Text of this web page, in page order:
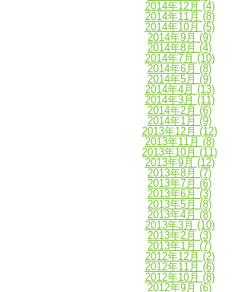
2014年12月 (4)
2014年11月 (8)
2014年10月 (5)
2014年9月 (9)
2014年8月 (4)
2014年7月 (10)
2014年6月 (8)
2014年5月 (9)
2014年4月 (13)
2014年3月 (11)
2014年2月 (6)
2014年1月 (9)
2013年12月 (12)
2013年11月 (8)
2013年10月 (11)
2013年9月 (12)
2013年8月 (7)
2013年7月 (6)
2013年6月 (3)
2013年5月 (8)
2013年4月 (8)
2013年3月 (10)
2013年2月 (3)
2013年1月 (7)
2012年12月 (2)
2012年11月 (6)
2012年10月 (8)
2012年9月 (6)